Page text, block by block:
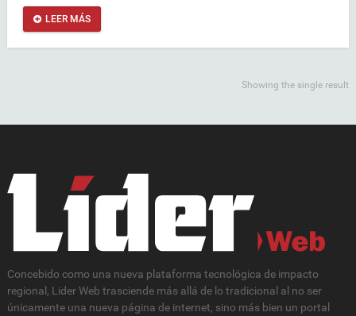
LEER MÁS
Showing the single result
Concebido como una nueva plataforma tecnológica de impacto
regional, Lider Web trasciende más allá de lo tradicional al no ser
únicamente una nueva página de internet, sino más bien un portal